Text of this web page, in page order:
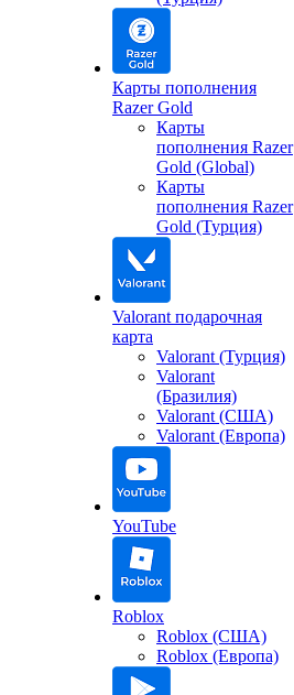
Карты пополнения
Razer Gold
Карты
пополнения Razer
Gold (Global)
Карты
пополнения Razer
Gold (Турция)
Valorant подарочная
карта
Valorant (Турция)
Valorant
(Бразилия)
Valorant (США)
Valorant (Европа)
YouTube
Roblox
Roblox (США)
Roblox (Европа)